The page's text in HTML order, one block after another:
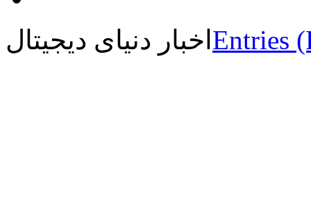
اخبار دنیای دیجیتال Entries